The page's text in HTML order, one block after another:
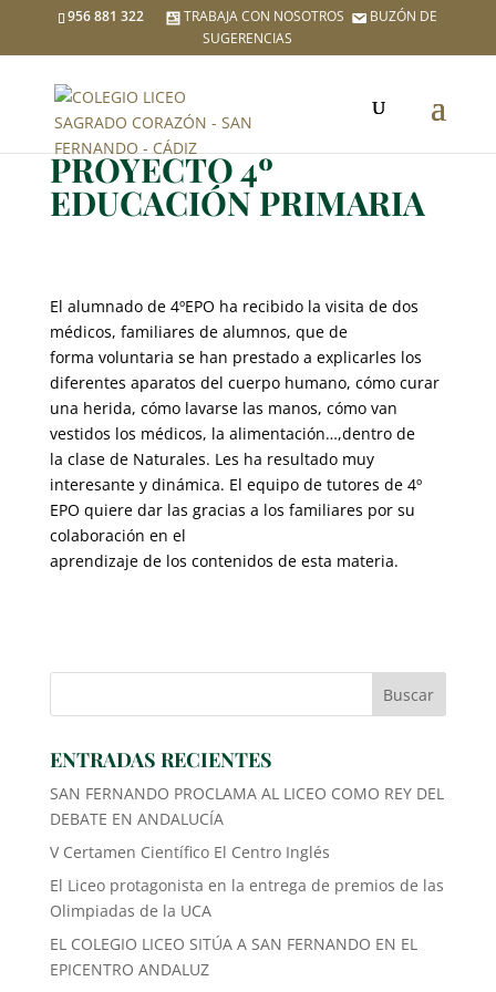
956 881 322 TRABAJA CON NOSOTROS
BUZÓN DE
SUGERENCIAS
PROYECTO 4º
EDUCACIÓN PRIMARIA
El alumnado de 4ºEPO ha recibido la visita de dos
médicos, familiares de alumnos, que de
forma voluntaria se han prestado a explicarles los
diferentes aparatos del cuerpo humano, cómo curar
una herida, cómo lavarse las manos, cómo van
vestidos los médicos, la alimentación…,dentro de
la clase de Naturales. Les ha resultado muy
interesante y dinámica. El equipo de tutores de 4º
EPO quiere dar las gracias a los familiares por su
colaboración en el
aprendizaje de los contenidos de esta materia.
ENTRADAS RECIENTES
SAN FERNANDO PROCLAMA AL LICEO COMO REY DEL
DEBATE EN ANDALUCÍA
V Certamen Científico El Centro Inglés
El Liceo protagonista en la entrega de premios de las
Olimpiadas de la UCA
EL COLEGIO LICEO SITÚA A SAN FERNANDO EN EL
EPICENTRO ANDALUZ